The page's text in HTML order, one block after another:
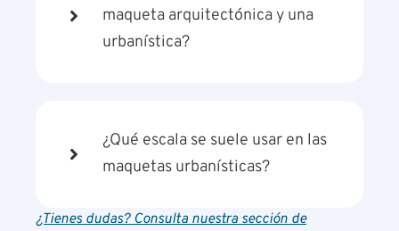
maqueta arquitectónica y una
urbanística?
¿Qué escala se suele usar en las
maquetas urbanísticas?
¿Tienes dudas? Consulta nuestra sección de